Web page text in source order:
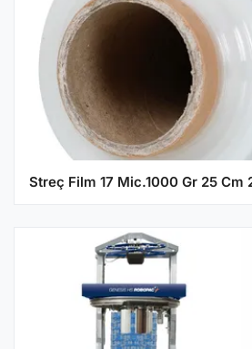
Streç Film 17 Mic.1000 Gr 25 Cm